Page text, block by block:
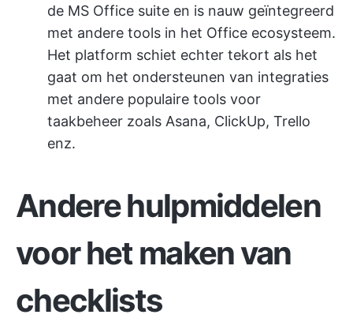
de MS Office suite en is nauw geïntegreerd
met andere tools in het Office ecosysteem.
Het platform schiet echter tekort als het
gaat om het ondersteunen van integraties
met andere populaire tools voor
taakbeheer zoals Asana, ClickUp, Trello
enz.
Andere hulpmiddelen
voor het maken van
checklists